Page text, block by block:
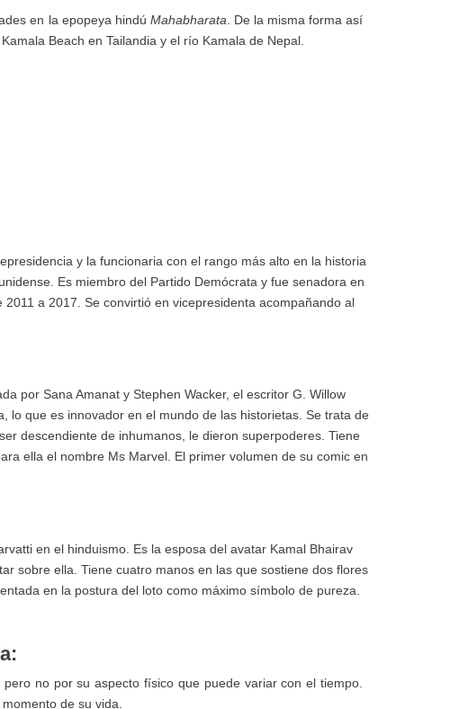
en la epopeya hindú Mahabharata . De la misma forma así
Beach en Tailandia y el río Kamala de Nepal.
y la funcionaria con el rango más alto en la historia
Es miembro del Partido Demócrata y fue senadora en
a 2017. Se convirtió en vicepresidenta acompañando al
por Sana Amanat y Stephen Wacker, el escritor G. Willow
lo que es innovador en el mundo de las historietas. Se trata de
descendiente de inhumanos, le dieron superpoderes. Tiene
ella el nombre Ms Marvel. El primer volumen de su comic en
en el hinduismo. Es la esposa del avatar Kamal Bhairav
sobre ella. Tiene cuatro manos en las que sostiene dos flores
en la postura del loto como máximo símbolo de pureza.
pero no por su aspecto físico que puede variar con el tiempo.
de su vida.